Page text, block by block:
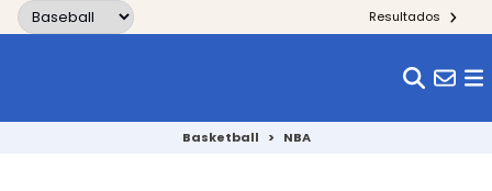
Skip to content Resultados
Basketball > NBA